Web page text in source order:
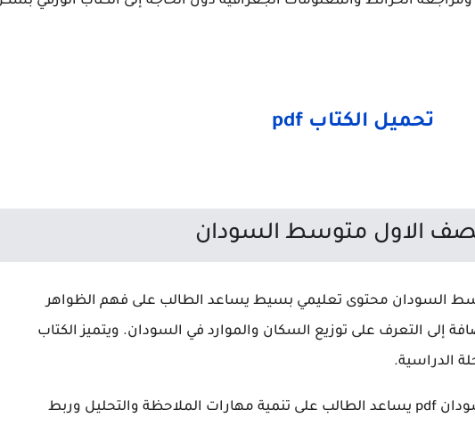
تحميل الكتاب pdf
الاول متوسط السودان
السودان محتوى تعليمي بسيط يساعد الطالب على فهم الظواهر
إلى التعرف على توزيع السكان والموارد في السودان. ويتميز الكتاب
الدراسية.
كما أن كتاب الجغرافيا اول متوسط السودان pdf يساعد الطالب على تنمية مهارات الملاحظة والتحليل وربط